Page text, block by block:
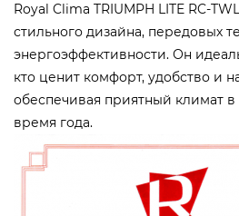
Royal Clima TRIUMPH LITE RC-
стильного дизайна, передовых
энергоэффективности. Он
кто ценит комфорт, удобство и
обеспечивая приятный климат
время года.